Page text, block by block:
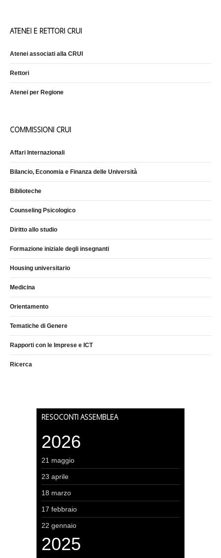
ATENEI E RETTORI CRUI
Atenei associati alla CRUI
Rettori
Atenei per Regione
COMMISSIONI CRUI
Affari Internazionali
Bilancio, Economia e Finanza delle Università
Biblioteche
Counseling Psicologico
Diritto allo studio
Formazione iniziale degli insegnanti
Housing universitario
Medicina
Orientamento
Tematiche di Genere
Rapporti con le Imprese e ICT
Ricerca
RESOCONTI ASSEMBLEA
2026
21 maggio
23 aprile
18 marzo
17 febbraio
22 gennaio
2025